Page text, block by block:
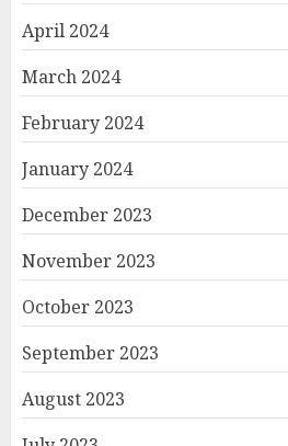
April 2024
March 2024
February 2024
January 2024
December 2023
November 2023
October 2023
September 2023
August 2023